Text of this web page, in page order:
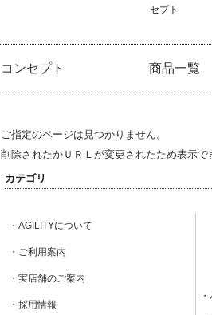
セプト
コンセプト 商品一覧
ご指定のページは見つかりません。
削除されたかＵＲＬが変更されたため表示で
カテゴリ
・AGILITYについて
・ご利用案内
・実店舗のご案内
・採用情報